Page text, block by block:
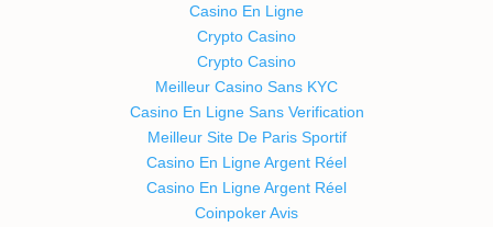
Casino En Ligne
Crypto Casino
Crypto Casino
Meilleur Casino Sans KYC
Casino En Ligne Sans Verification
Meilleur Site De Paris Sportif
Casino En Ligne Argent Réel
Casino En Ligne Argent Réel
Coinpoker Avis